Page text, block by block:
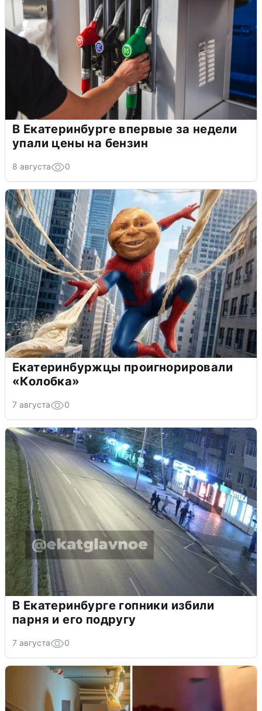
В Екатеринбурге впервые за недели
упали цены на бензин
8 августа 0
Екатеринбуржцы проигнорировали
«Колобка»
7 августа 0
В Екатеринбурге гопники избили
парня и его подругу
7 августа 0